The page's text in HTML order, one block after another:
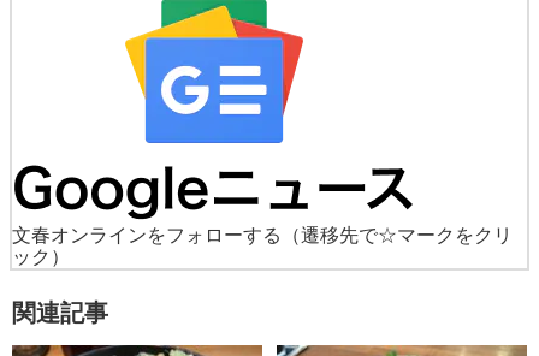
文春オンラインをフォローする
（遷移先で☆マークをクリ
ック）
関連記事